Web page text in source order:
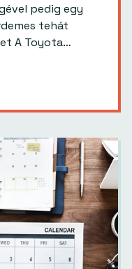
pedig egy
tehát
az 1940-